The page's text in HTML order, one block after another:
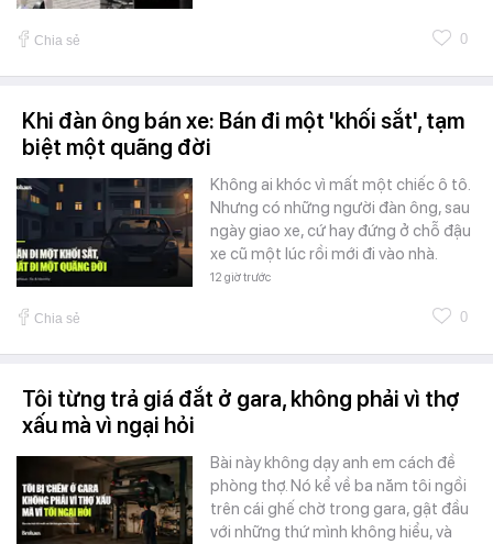
Chia sẻ 0
Khi đàn ông bán xe: Bán đi một 'khối sắt', tạm
biệt một quãng đời
Không ai khóc vì mất một chiếc ô tô.
Nhưng có những người đàn ông, sau
ngày giao xe, cứ hay đứng ở chỗ đậu
xe cũ một lúc rồi mới đi vào nhà.
12 giờ trước
Chia sẻ 0
Tôi từng trả giá đắt ở gara, không phải vì thợ
xấu mà vì ngại hỏi
Bài này không dạy anh em cách đề
phòng thợ. Nó kể về ba năm tôi ngồi
trên cái ghế chờ trong gara, gật đầu
với những thứ mình không hiểu, và